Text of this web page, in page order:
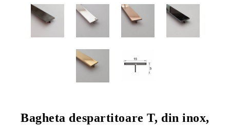
Bagheta despartitoare T, din inox,